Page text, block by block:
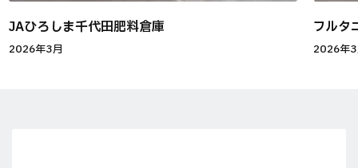
JAひろしま千代田肥料倉庫
2026年3月
フルタ
2026年